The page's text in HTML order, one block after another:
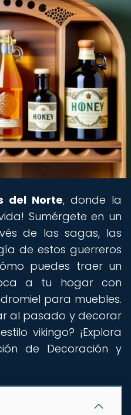
del Norte, donde la
Sumérgete en un
de las sagas, las
de estos guerreros
puedes traer un
a tu hogar con
para muebles.
al pasado y decorar
vikingo? ¡Explora
de Decoración y